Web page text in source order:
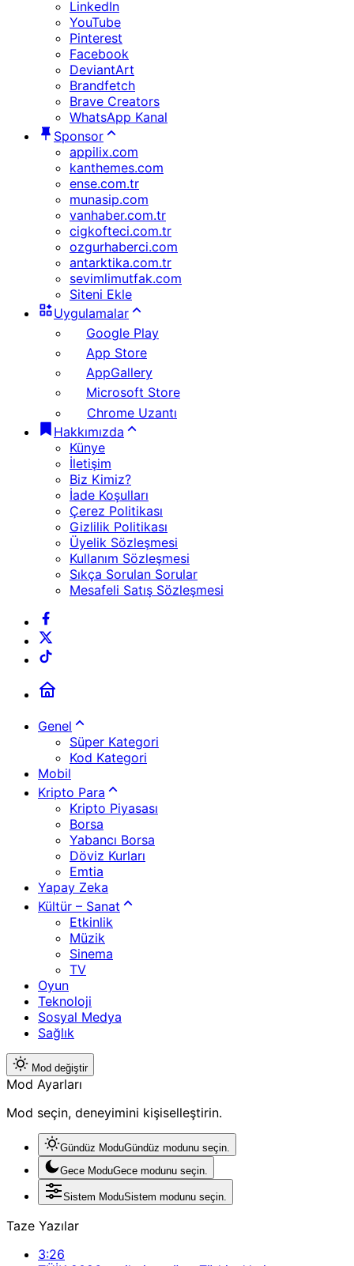
LinkedIn
YouTube
Pinterest
Facebook
DeviantArt
Brandfetch
Brave Creators
WhatsApp Kanal
Sponsor
appilix.com
kanthemes.com
ense.com.tr
munasip.com
vanhaber.com.tr
cigkofteci.com.tr
ozgurhaberci.com
antarktika.com.tr
sevimlimutfak.com
Siteni Ekle
Uygulamalar
Google Play
App Store
AppGallery
Microsoft Store
Chrome Uzantı
Hakkımızda
Künye
İletişim
Biz Kimiz?
İade Koşulları
Çerez Politikası
Gizlilik Politikası
Üyelik Sözleşmesi
Kullanım Sözleşmesi
Sıkça Sorulan Sorular
Mesafeli Satış Sözleşmesi
Genel
Süper Kategori
Kod Kategori
Mobil
Kripto Para
Kripto Piyasası
Borsa
Yabancı Borsa
Döviz Kurları
Emtia
Yapay Zeka
Kültür – Sanat
Etkinlik
Müzik
Sinema
TV
Oyun
Teknoloji
Sosyal Medya
Sağlık
Mod değiştir
Mod Ayarları
Mod seçin, deneyimini kişiselleştirin.
Gündüz ModuGündüz modunu seçin.
Gece ModuGece modunu seçin.
Sistem ModuSistem modunu seçin.
Taze Yazılar
3:26